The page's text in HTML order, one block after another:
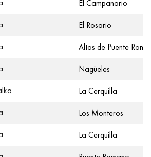
El Campanario
El Rosario
Altos de Puente
Nagüeles
La Cerquilla
Los Monteros
La Cerquilla